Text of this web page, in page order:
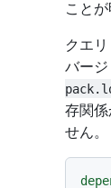
こと
クエ
バー
存関
せん。